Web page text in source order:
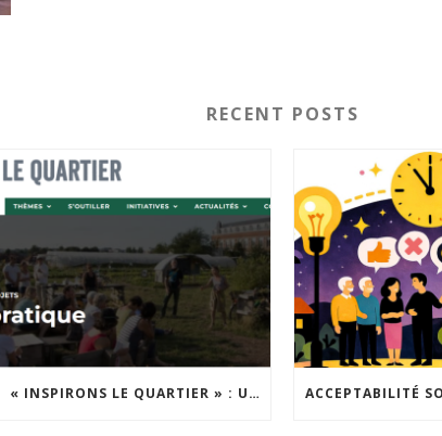
RECENT POSTS
« INSPIRONS LE QUARTIER » : UN NOUVEL APPEL À PROJETS EST LANCÉ !